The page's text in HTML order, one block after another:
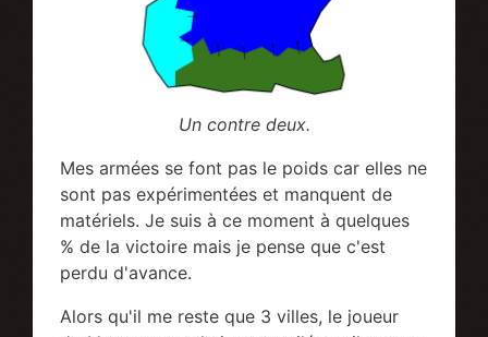
Un contre deux.
Mes armées se font pas le poids car elles ne
sont pas expérimentées et manquent de
matériels. Je suis à ce moment à quelques
% de la victoire mais je pense que c'est
perdu d'avance.
Alors qu'il me reste que 3 villes, le joueur